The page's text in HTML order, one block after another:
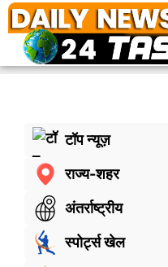
टॉप न्यूज़
राज्य-शहर
अंतर्राष्ट्रीय
स्पोर्ट्स खेल